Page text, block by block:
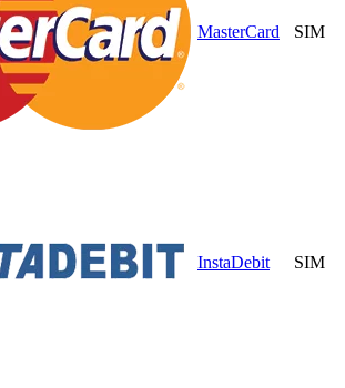
MasterCard SIM
InstaDebit SIM